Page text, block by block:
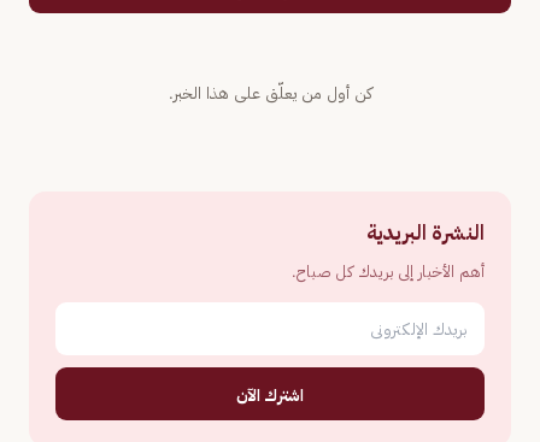
كن أول من يعلّق على هذا الخبر.
النشرة البريدية
أهم الأخبار إلى بريدك كل صباح.
اشترك الآن